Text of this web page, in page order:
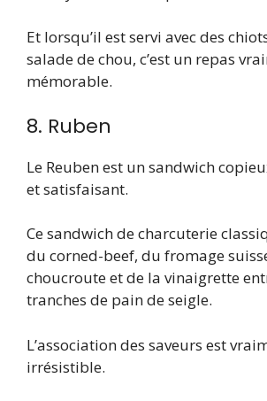
Et lorsqu’il est servi avec des
salade de chou, c’est un repas
mémorable.
8. Ruben
Le Reuben est un sandwich
et satisfaisant.
Ce sandwich de charcuterie
du corned-beef, du fromage
choucroute et de la vinaigrette
tranches de pain de seigle.
L’association des saveurs est
irrésistible.